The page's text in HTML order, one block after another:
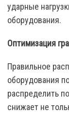
ударные
оборудования.
Оптимизация
Правильное
оборудования
распределить
снижает не